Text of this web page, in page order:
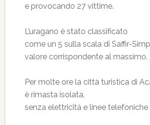
e provocando 27 vittime.
L’uragano è stato classificato
come un 5 sulla scala di Saffir-
valore corrispondente al massimo.
Per molte ore la città turistica di
è rimasta isolata,
senza elettricità e linee telefoniche